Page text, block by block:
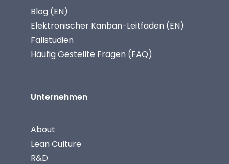
Blog (EN)
Elektronischer Kanban-Leitfaden (EN)
Fallstudien
Häufig Gestellte Fragen (FAQ)
Unternehmen
About
Lean Culture
R&D